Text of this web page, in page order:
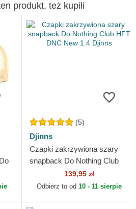
produkt, też kupili
(5)
Djinns
Czapki zakrzywiona szary
snapback Do Nothing Club
HFT DNC New 1.4 Djinns
139,95 zł
Odbierz to od 10 - 11 sierpie